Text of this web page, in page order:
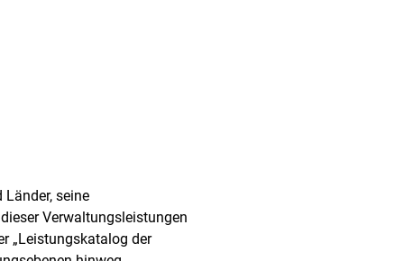
seine
Verwaltungsleistungen
„Leistungskatalog der